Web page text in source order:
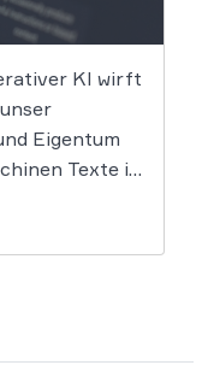
KI wirft
Eigentum
Texte in
ob und
Ein Problem,